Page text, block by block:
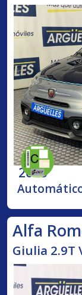
2018
Alfa
Giulia 2.9T